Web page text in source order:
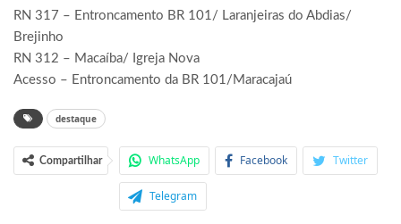
RN 317 – Entroncamento BR 101/ Laranjeiras do Abdias/
Brejinho
RN 312 – Macaíba/ Igreja Nova
Acesso – Entroncamento da BR 101/Maracajaú
destaque
Compartilhar WhatsApp Facebook Twitter
Telegram